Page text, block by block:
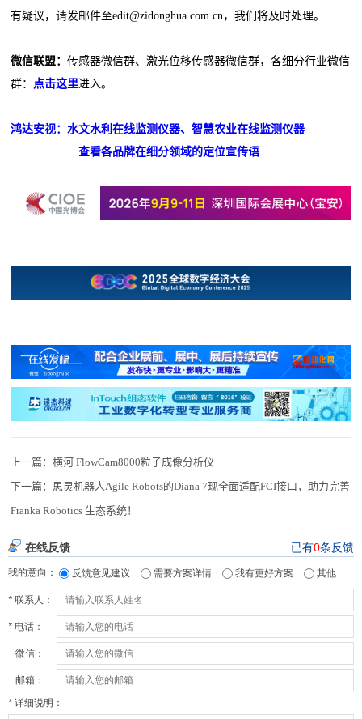
有疑议，请发邮件至edit@zidonghua.com.cn，我们将及时处理。
微信联盟：传感器微信群、激光位移传感器微信群，各细分行业微信
群：
点击这里进入。
鸿达安视：水文水利在线监测仪器、智慧农业在线监测仪器
查看各品牌在细分领域的定位宣传语
上一篇：横河 FlowCam8000粒子成像分析仪
下一篇： 思灵机器人Agile Robots的Diana 7现全面适配FCI接口，助力完善
Franka Robotics 生态系统！